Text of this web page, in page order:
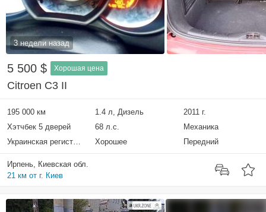
3 недели назад
5 500 $ Хорошая цена
Citroen C3 II
195 000 км 1.4 л, Дизель
2011 г.
Хэтчбек 5 дверей
68 л.с.
Механика
Украинская регистрация
Хорошее Передний
Ирпень, Киевская обл.
21 км от г. Киев